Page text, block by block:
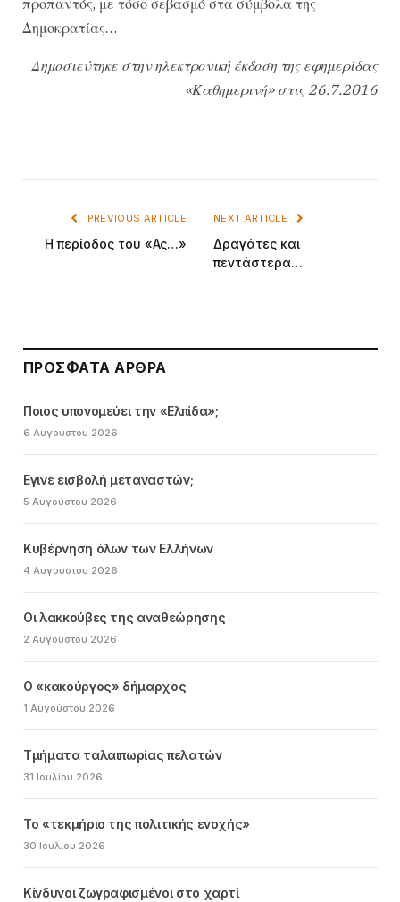
προπαντός, με τόσο σεβασμό στα σύμβολα της
Δημοκρατίας…
Δημοσιεύτηκε στην ηλεκτρονική έκδοση της εφημερίδας
«Καθημερινή» στις 26.7.2016
PREVIOUS ARTICLE
Η περίοδος του «Ας…»
NEXT ARTICLE
Δραγάτες και
πεντάστερα…
ΠΡΌΣΦΑΤΑ ΆΡΘΡΑ
Ποιος υπονομεύει την «Ελπίδα»;
6 Αυγούστου 2026
Εγινε εισβολή μεταναστών;
5 Αυγούστου 2026
Κυβέρνηση όλων των Ελλήνων
4 Αυγούστου 2026
Οι λακκούβες της αναθεώρησης
2 Αυγούστου 2026
Ο «κακούργος» δήμαρχος
1 Αυγούστου 2026
Τμήματα ταλαιπωρίας πελατών
31 Ιουλίου 2026
Το «τεκμήριο της πολιτικής ενοχής»
30 Ιουλίου 2026
Κίνδυνοι ζωγραφισμένοι στο χαρτί